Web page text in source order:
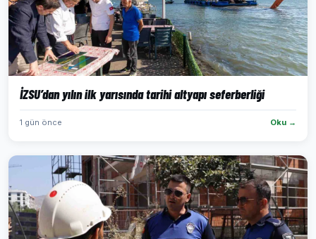
İZSU’dan yılın ilk yarısında tarihi altyapı seferberliği
1 gün önce Oku →